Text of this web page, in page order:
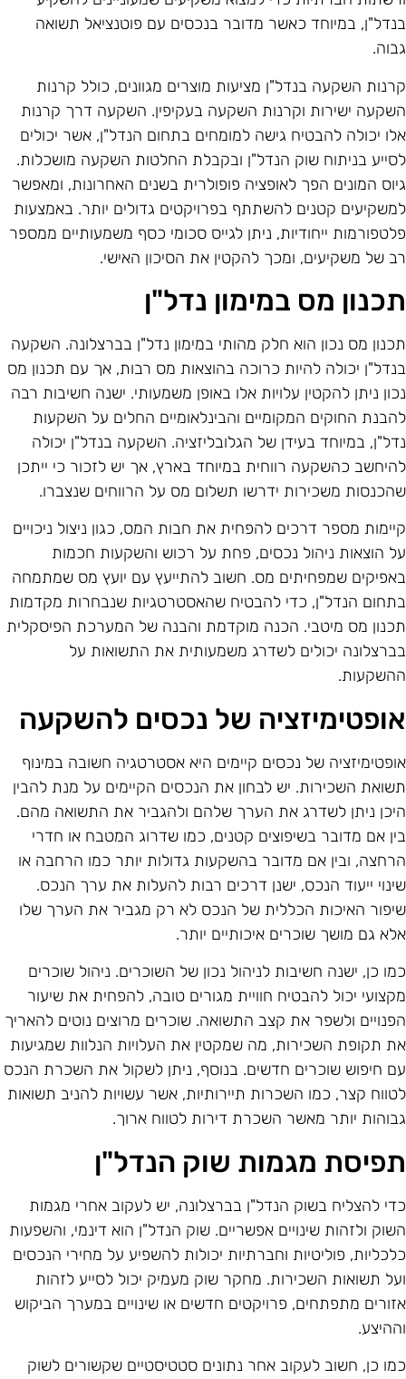
במיוחד כאשר מדובר בנכסים עם פוטנציאל תשואה
השקעה בנדל"ן מציעות מוצרים מגוונים, כולל קרנות
ישירות וקרנות השקעה בעקיפין. השקעה דרך קרנות
יכולה להבטיח גישה למומחים בתחום הנדל"ן, אשר יכולים
בניתוח שוק הנדל"ן ובקבלת החלטות השקעה מושכלות.
המונים הפך לאופציה פופולרית בשנים האחרונות, ומאפשר
קטנים להשתתף בפרויקטים גדולים יותר. באמצעות
ייחודיות, ניתן לגייס סכומי כסף משמעותיים ממספר
של משקיעים, ומכך להקטין את הסיכון האישי.
מס במימון נדל"ן
מס נכון הוא חלק מהותי במימון נדל"ן בברצלונה. השקעה
יכולה להיות כרוכה בהוצאות מס רבות, אך עם תכנון מס
ניתן להקטין עלויות אלו באופן משמעותי. ישנה חשיבות רבה
החוקים המקומיים והבינלאומיים החלים על השקעות
במיוחד בעידן של הגלובליזציה. השקעה בנדל"ן יכולה
כהשקעה רווחית במיוחד בארץ, אך יש לזכור כי ייתכן
משכירות ידרשו תשלום מס על הרווחים שנצברו.
מספר דרכים להפחית את חבות המס, כגון ניצול ניכויים
הוצאות ניהול נכסים, פחת על רכוש והשקעות חכמות
שמפחיתים מס. חשוב להתייעץ עם יועץ מס שמתמחה
הנדל"ן, כדי להבטיח שהאסטרטגיות שנבחרות מקדמות
מס מיטבי. הכנה מוקדמת והבנה של המערכת הפיסקלית
יכולים לשדרג משמעותית את התשואות על
של נכסים להשקעה
של נכסים קיימים היא אסטרטגיה חשובה במינוף
השכירות. יש לבחון את הנכסים הקיימים על מנת להבין
ניתן לשדרג את הערך שלהם ולהגביר את התשואה מהם.
אם מדובר בשיפוצים קטנים, כמו שדרוג המטבח או חדרי
ובין אם מדובר בהשקעות גדולות יותר כמו הרחבה או
ייעוד הנכס, ישנן דרכים רבות להעלות את ערך הנכס.
האיכות הכללית של הנכס לא רק מגביר את הערך שלו
גם מושך שוכרים איכותיים יותר.
כן, ישנה חשיבות לניהול נכון של השוכרים. ניהול שוכרים
יכול להבטיח חוויית מגורים טובה, להפחית את שיעור
ולשפר את קצב התשואה. שוכרים מרוצים נוטים להאריך
תקופת השכירות, מה שמקטין את העלויות הנלוות שמגיעות
חיפוש שוכרים חדשים. בנוסף, ניתן לשקול את השכרת הנכס
קצר, כמו השכרות תיירותיות, אשר עשויות להניב תשואות
יותר מאשר השכרת דירות לטווח ארוך.
מגמות שוק הנדל"ן
להצליח בשוק הנדל"ן בברצלונה, יש לעקוב אחרי מגמות
ולזהות שינויים אפשריים. שוק הנדל"ן הוא דינמי, והשפעות
פוליטיות וחברתיות יכולות להשפיע על מחירי הנכסים
תשואות השכירות. מחקר שוק מעמיק יכול לסייע לזהות
מתפתחים, פרויקטים חדשים או שינויים במערך הביקוש
כן, חשוב לעקוב אחר נתונים סטטיסטיים שקשורים לשוק